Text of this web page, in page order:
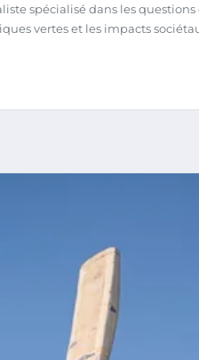
spécialisé dans les
vertes et les impacts